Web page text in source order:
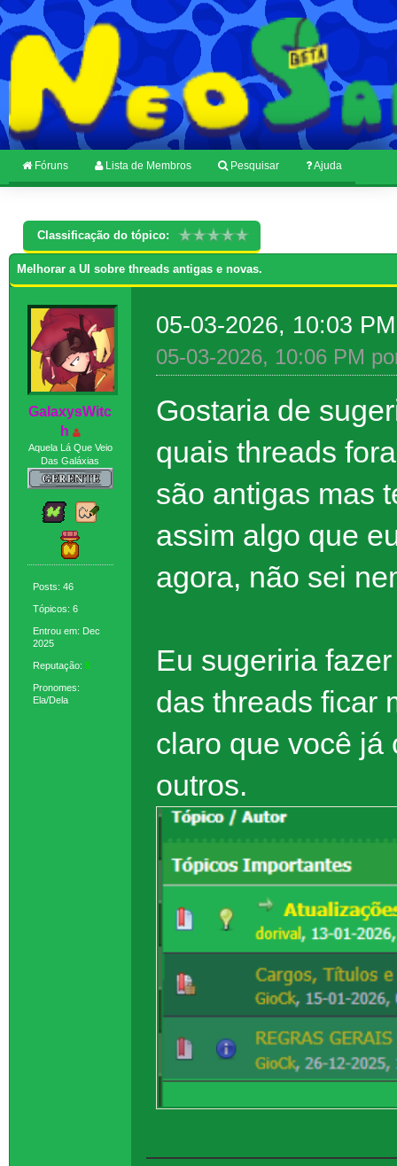
Fóruns Lista de Membros Pesquisar Ajuda
Classificação do tópico:
Melhorar a UI sobre threads antigas e novas.
GaIaxysWitc
h
Aquela Lá Que Veio
Das Galáxias
Posts: 46
Tópicos: 6
Entrou em: Dec
2025
Reputação: 5
Pronomes:
Ela/Dela
05-03-2026, 10:03
05-03-2026, 10:06 PM
Gostaria de
quais threads
são antigas mas
assim algo que
agora, não sei
Eu sugeriria
das threads ficar
claro que você já
outros.